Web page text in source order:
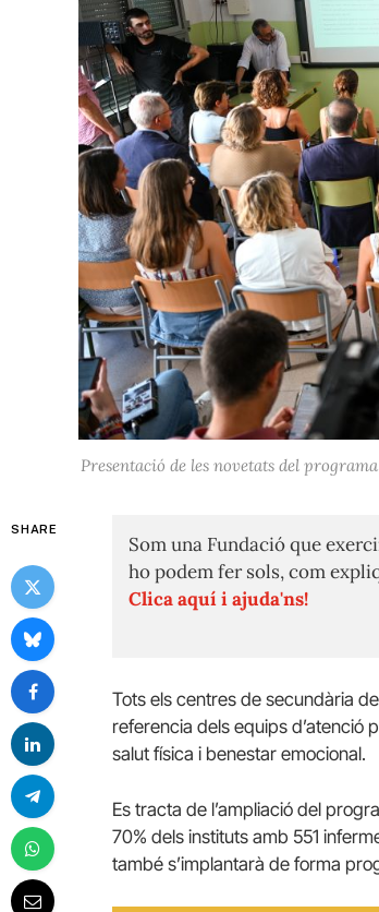
Presentació de les novetats del
SHARE
Som una Fundació que
ho podem fer sols, com
Clica aquí i ajuda'ns!
Tots els centres de secundària
referencia dels equips d’atenció
salut física i benestar emocional.
Es tracta de l’ampliació del
70% dels instituts amb 551
també s’implantarà de forma